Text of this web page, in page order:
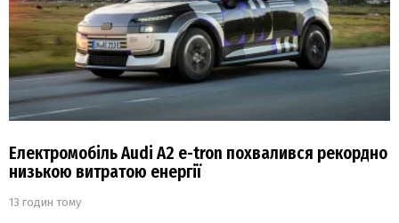
Електромобіль Audi A2 e-tron похвалився рекордно
низькою витратою енергії
13 годин тому